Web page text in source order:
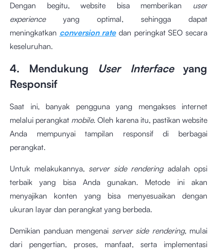
Dengan begitu, website bisa memberikan user
experience yang optimal, sehingga dapat
meningkatkan conversion rate dan peringkat SEO secara
keseluruhan.
4. Mendukung User Interface yang
Responsif
Saat ini, banyak pengguna yang mengakses internet
melalui perangkat mobile. Oleh karena itu, pastikan website
Anda mempunyai tampilan responsif di berbagai
perangkat.
Untuk melakukannya, server side rendering adalah opsi
terbaik yang bisa Anda gunakan. Metode ini akan
menyajikan konten yang bisa menyesuaikan dengan
ukuran layar dan perangkat yang berbeda.
Demikian panduan mengenai server side rendering, mulai
dari pengertian, proses, manfaat, serta implementasi